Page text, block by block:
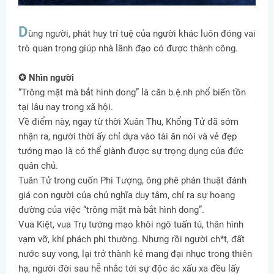
Dùng người, phát huy trí tuệ của người khác luôn đóng vai
trò quan trọng giúp nhà lãnh đạo có được thành công.
✪ Nhìn người
“Trông mặt mà bắt hình dong” là căn b.ệ.nh phổ biến tồn
tại lâu nay trong xã hội.
Về điểm này, ngay từ thời Xuân Thu, Khổng Tử đã sớm
nhận ra, người thời ấy chỉ dựa vào tài ăn nói và vẻ đẹp
tướng mạo là có thể giành được sự trọng dụng của đức
quân chủ.
Tuân Tử trong cuốn Phi Tượng, ông phê phán thuật đánh
giá con người của chủ nghĩa duy tâm, chỉ ra sự hoang
đường của việc “trông mặt mà bắt hình dong”.
Vua Kiệt, vua Trụ tướng mạo khôi ngô tuấn tú, thân hình
vạm vỡ, khí phách phi thường. Nhưng rồi người ch*t, đất
nước suy vong, lại trở thành kẻ mang đại nhục trong thiên
hạ, người đời sau hễ nhắc tới sự độc ác xấu xa đều lấy